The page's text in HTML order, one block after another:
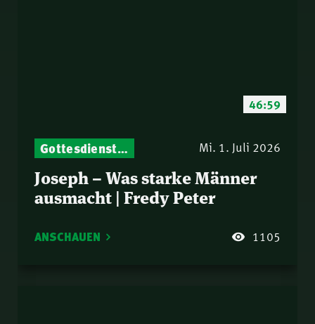
46:59
Gottesdienst-Botschaften – Jeden Sonntag neu: Aktuelle Predigten vom Mitternachtsruf Mi. 1. Juli 2026
Joseph – Was starke Männer
ausmacht | Fredy Peter
ANSCHAUEN 1105